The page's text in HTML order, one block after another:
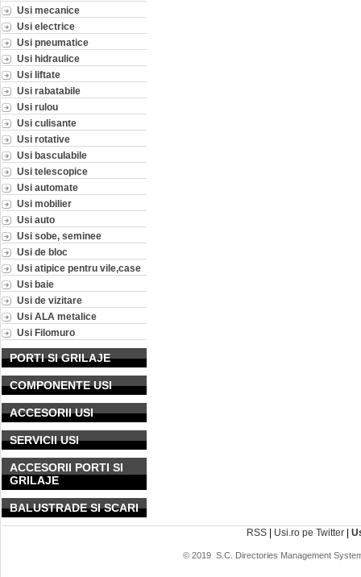
Usi mecanice
Usi electrice
Usi pneumatice
Usi hidraulice
Usi liftate
Usi rabatabile
Usi rulou
Usi culisante
Usi rotative
Usi basculabile
Usi telescopice
Usi automate
Usi mobilier
Usi auto
Usi sobe, seminee
Usi de bloc
Usi atipice pentru vile,case
Usi baie
Usi de vizitare
Usi ALA metalice
Usi Filomuro
PORTI SI GRILAJE
COMPONENTE USI
ACCESORII USI
SERVICII USI
ACCESORII PORTI SI
GRILAJE
BALUSTRADE SI SCARI
RSS | Usi.ro pe Twitter |
© 2019 S.C. Directories Management